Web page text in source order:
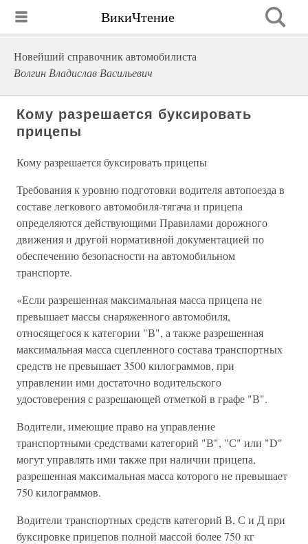
ВикиЧтение
Новейший справочник автомобилиста
Волгин Владислав Васильевич
Кому разрешается буксировать
прицепы
Кому разрешается буксировать прицепы
Требования к уровню подготовки водителя автопоезда в
составе легкового автомобиля-тягача и прицепа
определяются действующими Правилами дорожного
движения и другой нормативной документацией по
обеспечению безопасности на автомобильном
транспорте.
«Если разрешенная максимальная масса прицепа не
превышает массы снаряженного автомобиля,
относящегося к категории "В", а также разрешенная
максимальная масса сцепленного состава транспортных
средств не превышает 3500 килограммов, при
управлении ими достаточно водительского
удостоверения с разрешающей отметкой в графе "В".
Водители, имеющие право на управление
транспортными средствами категорий "В", "С" или "D"
могут управлять ими также при наличии прицепа,
разрешенная максимальная масса которого не превышает
750 килограммов.
Водители транспортных средств категорий В, С и Д при
буксировке прицепов полной массой более 750 кг